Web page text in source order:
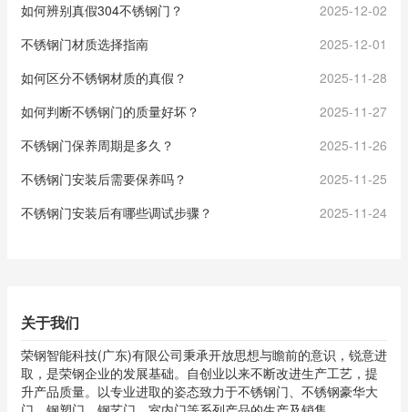
如何辨别真假304不锈钢门？
2025-12-02
不锈钢门材质选择指南
2025-12-01
如何区分不锈钢材质的真假？
2025-11-28
如何判断不锈钢门的质量好坏？
2025-11-27
不锈钢门保养周期是多久？
2025-11-26
不锈钢门安装后需要保养吗？
2025-11-25
不锈钢门安装后有哪些调试步骤？
2025-11-24
关于我们
荣钢智能科技(广东)有限公司秉承开放思想与瞻前的意识，锐意进
取，是荣钢企业的发展基础。自创业以来不断改进生产工艺，提
升产品质量。以专业进取的姿态致力于不锈钢门、不锈钢豪华大